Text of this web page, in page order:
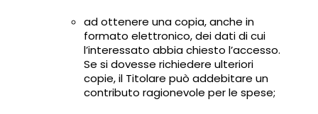
ad ottenere una copia, anche in
formato elettronico, dei dati di cui
l’interessato abbia chiesto l’accesso.
Se si dovesse richiedere ulteriori
copie, il Titolare può addebitare un
contributo ragionevole per le spese;